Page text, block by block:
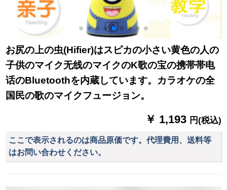
お尻の上の虫(Hifier)はスピカの小さい黄色の人の
子供のマイク无线のマイクのK歌の宝の携帯帯电
话のBluetoothを内蔵しています。カラオケの全
国民の歌のマイクフュージョン。
￥ 1,193 円(税込)
ここで表示されるのは商品原価です。代理費用、送料等
はお問い合わせください。